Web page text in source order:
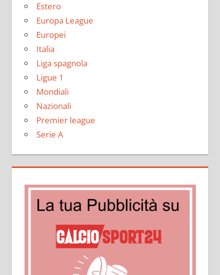
Estero
Europa League
Europei
Italia
Liga spagnola
Ligue 1
Mondiali
Nazionali
Premier league
Serie A